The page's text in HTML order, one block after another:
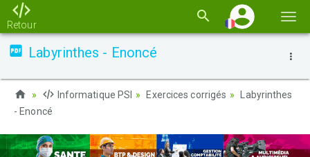
la
Retour
Labyrinthes - Enoncé
Informatique PSI Exercices corrigés
Labyrinthes
- Enoncé